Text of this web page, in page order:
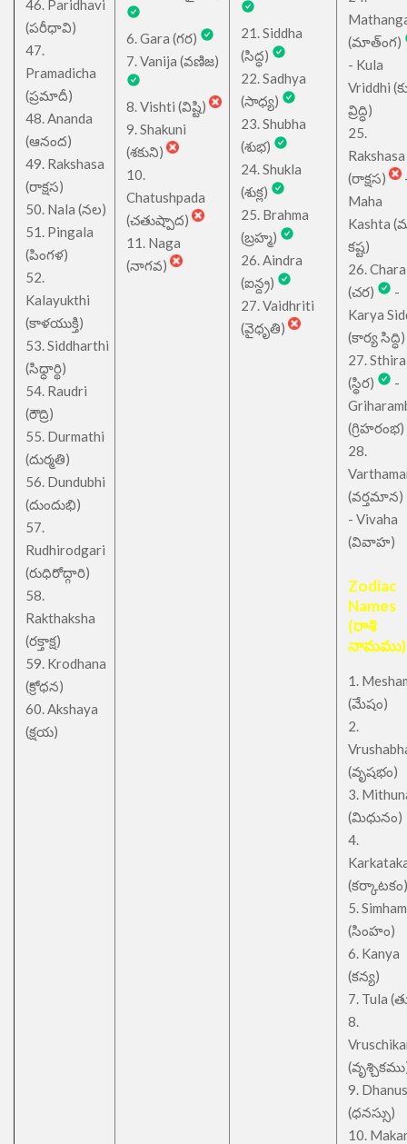
46. Paridhavi
(పరీధావి)
47.
Pramadicha
(ప్రమాదీ)
48. Ananda
(ఆనంద)
49. Rakshasa
(రాక్షస)
50. Nala (నల)
51. Pingala
(పింగళ)
52.
Kalayukthi
(కాళయుక్తి)
53. Siddharthi
(సిధ్ధార్థి)
54. Raudri
(రౌద్రి)
55. Durmathi
(దుర్మతి)
56. Dundubhi
(దుందుభి)
57.
Rudhirodgari
(రుధిరోద్గారి)
58.
Rakthaksha
(రక్తాక్ష)
59. Krodhana
(క్రోధన)
60. Akshaya
(క్షయ)
6. Gara (గర)
7. Vanija (వణిజ)
8. Vishti (విష్టి)
9. Shakuni
(శకుని)
10.
Chatushpada
(చతుష్పాద)
11. Naga
(నాగవ)
21. Siddha
(సిద్ధ)
22. Sadhya
(సాధ్య)
23. Shubha
(శుభ)
24. Shukla
(శుక్ల)
25. Brahma
(బ్రహ్మ)
26. Aindra
(ఐన్ద్ర)
27. Vaidhriti
(వైధృతి)
(మాత్ంగ)
- Kula
Vriddhi
వ్రిద్ధి)
25.
Rakshasa
(రాక్షస)
Maha
Kashta
కష్ట)
26. Chara
(చర)
-
Karya
(కార్య సిద్ధి)
27. Sthira
(స్థిర)
-
(గ్రిహరంభ)
28.
(వర్తమాన)
- Vivaha
(వివాహ)
Zodiac
Names
(రాశి
నామము)
1.
(మేషం)
2.
(వృషభం)
3.
(మిధునం)
4.
(కర్కాటకం)
5. Simham
(సింహం)
6. Kanya
(కన్య)
7. Tula
8.
9.
(ధనస్సు)
10.